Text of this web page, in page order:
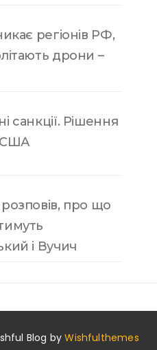
регіонів РФ,
дрони –
санкції. Рішення
США
про що
і Вучич
Blog byWishfulthemes